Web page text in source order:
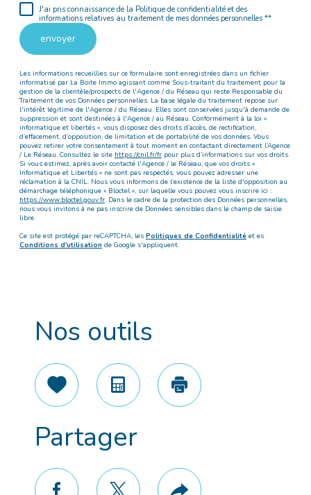
J'ai pris connaissance de la Politique de confidentialité et des
informations relatives au traitement de mes données personnelles **
envoyer
Les informations recueillies sur ce formulaire sont enregistrées dans un fichier
informatisé par La Boite Immo agissant comme Sous-traitant du traitement pour la
gestion de la clientèle/prospects de l'Agence / du Réseau qui reste Responsable du
Traitement de vos Données personnelles. La base légale du traitement repose sur
l'intérêt légitime de l'Agence / du Réseau. Elles sont conservées jusqu'à demande de
suppression et sont destinées à l'Agence / au Réseau. Conformément à la loi «
informatique et libertés », vous disposez des droits d’accès, de rectification,
d’effacement, d’opposition, de limitation et de portabilité de vos données. Vous
pouvez retirer votre consentement à tout moment en contactant directement l’Agence
/ Le Réseau. Consultez le site https://cnil.fr/fr pour plus d’informations sur vos droits.
Si vous estimez, après avoir contacté l'Agence / le Réseau, que vos droits «
Informatique et Libertés » ne sont pas respectés, vous pouvez adresser une
réclamation à la CNIL. Nous vous informons de l’existence de la liste d'opposition au
démarchage téléphonique « Bloctel », sur laquelle vous pouvez vous inscrire ici :
https://www.bloctel.gouv.fr . Dans le cadre de la protection des Données personnelles,
nous vous invitons à ne pas inscrire de Données sensibles dans le champ de saisie
libre.
Ce site est protégé par reCAPTCHA, les Politiques de Confidentialité et es
Conditions d'utilisation de Google s'appliquent.
Nos outils
SélectionnerCalculatriceImprimer
Partager